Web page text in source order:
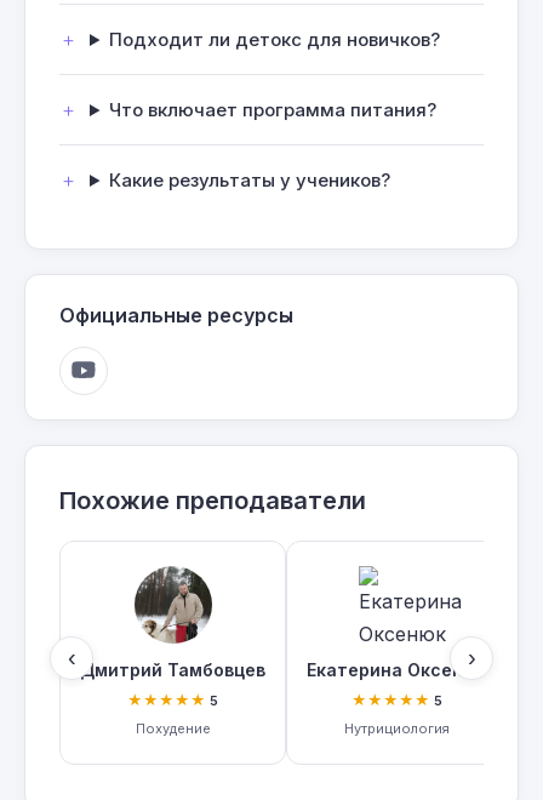
Подходит ли детокс для новичков?
Что включает программа питания?
Какие результаты у учеников?
Официальные ресурсы
Похожие преподаватели
‹ Дмитрий Тамбовцев
★★★★★ 5
Похудение
Екатерина Оксенюк
★★★★★ 5
Нутрициология
›